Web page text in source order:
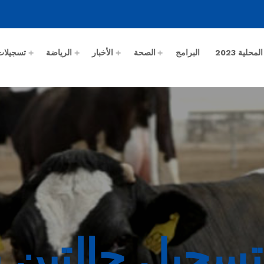
2023 البرامج الصحة الأخبار الرياضة